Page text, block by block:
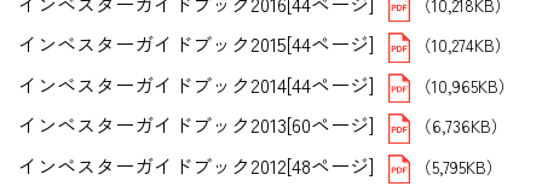
インベスターガイドブック2015[44ページ] （10,274KB）
インベスターガイドブック2014[44ページ] （10,965KB）
インベスターガイドブック2013[60ページ] （6,736KB）
インベスターガイドブック2012[48ページ] （5,795KB）